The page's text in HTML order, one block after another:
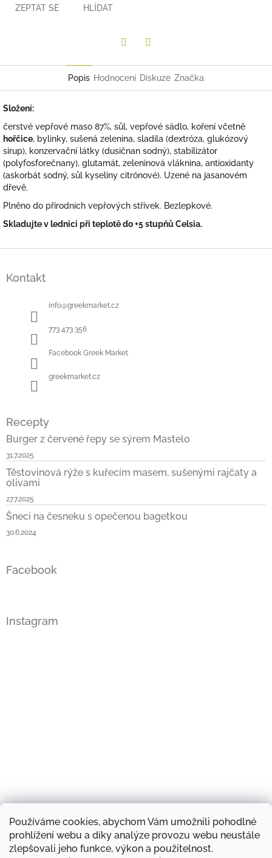
Používáme cookies, abychom Vám umožnili pohodlné
prohlížení webu a díky analýze provozu webu neustále
zlepšovali jeho funkce, výkon a použitelnost.
ZEPTAT SE HLÍDAT
Popis Hodnocení Diskuze Značka
Složení:
čerstvé vepřové maso 87%, sůl, vepřové sádlo, koření včetně
hořčice, bylinky, sušená zelenina, sladila (dextróza, glukózový
sirup), konzervační látky (dusičnan sodný), stabilizátor
(polyfosforečnany), glutamát, zeleninová vláknina, antioxidanty
(askorbát sodný, sůl kyseliny citrónové). Uzené na jasanovém
dřevě.
Plněno do přírodních vepřových střívek. Bezlepkové.
Skladujte v lednici při teplotě do +5 stupňů Celsia.
Kontakt
info@greekmarket.cz
773 473 356
Facebook Greek Market
greekmarket.cz
Recepty
Burger z červené řepy se sýrem Mastelo
31.7.2025
Těstovinová rýže s kuřecím masem, sušenými rajčaty a
olivami
27.7.2025
Šneci na česneku s opečenou bagetkou
30.6.2024
Facebook
Instagram
Sledovat na Instagramu